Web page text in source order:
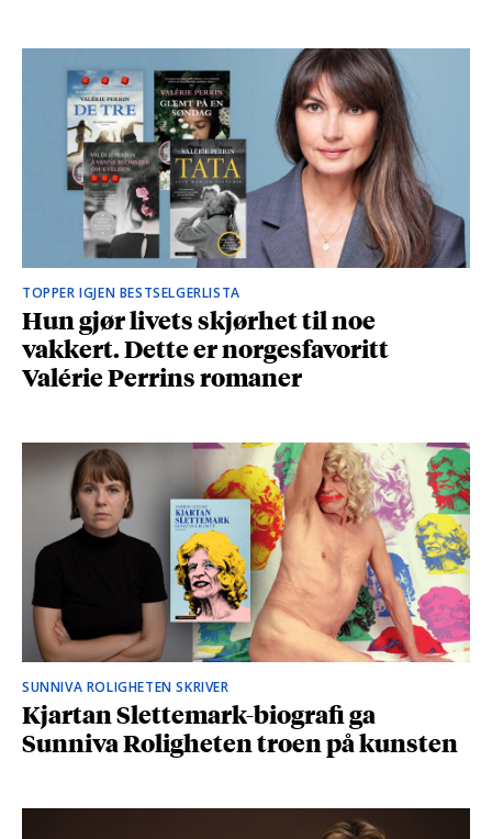
TOPPER IGJEN BESTSELGERLISTA
Hun gjør livets skjørhet til noe
vakkert. Dette er norgesfavoritt
Valérie Perrins romaner
SUNNIVA ROLIGHETEN SKRIVER
Kjartan Slettemark-biografi ga
Sunniva Roligheten troen på kunsten